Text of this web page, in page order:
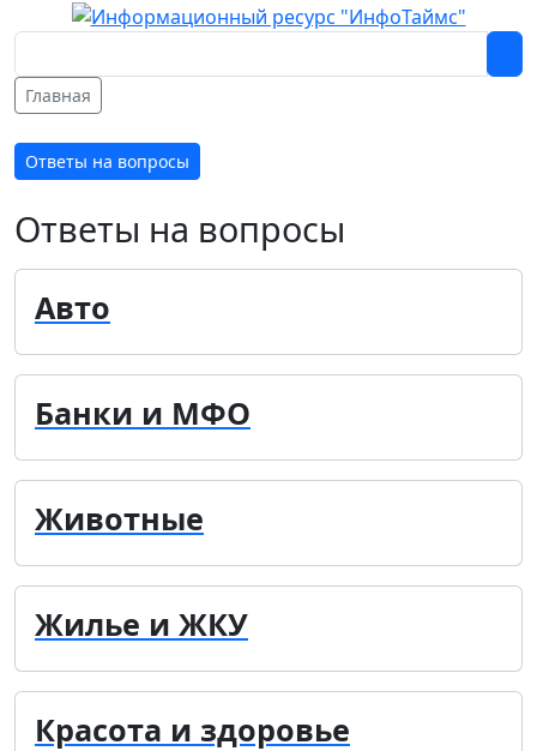
Главная
Ответы на вопросы
Ответы на вопросы
Авто
Банки и МФО
Животные
Жилье и ЖКУ
Красота и здоровье